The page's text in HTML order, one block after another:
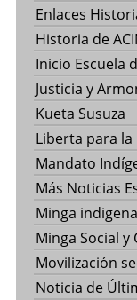
Enlaces
Historia de
Inicio Escuela
Justicia y
Kueta Susuza
Liberta para
Mandato
Más Noticias
Minga
Minga Social
Movilización
Noticia de